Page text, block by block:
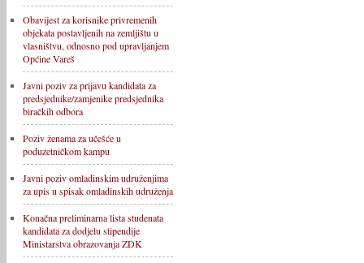
Obavijest za korisnike privremenih
objekata postavljenih na zemljištu u
vlasništvu, odnosno pod upravljanjem
Općine Vareš
Javni poziv za prijavu kandidata za
predsjednike/zamjenike predsjednika
biračkih odbora
Poziv ženama za učešće u
poduzetničkom kampu
Javni poziv omladinskim udruženjima
za upis u spisak omladinskih udruženja
Konačna preliminarna lista studenata
kandidata za dodjelu stipendije
Ministarstva obrazovanja ZDK